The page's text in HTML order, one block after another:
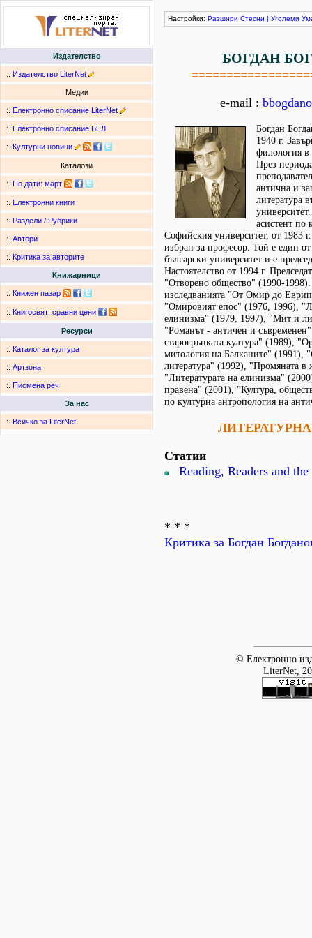
Издателство
:. Издателство LiterNet
Медии
:. Електронно списание LiterNet
:. Електронно списание БЕЛ
:. Културни новини
Каталози
:. По дати: март
:. Електронни книги
:. Раздели / Рубрики
:. Автори
:. Критика за авторите
Книжарници
:. Книжен пазар
:. Книгосвят: сравни цени
Ресурси
:. Каталог за култура
:. Артзона
:. Писмена реч
За нас
:. Всичко за LiterNet
Настройки: Разшири Стесни | Уголеми
БОГДАН
e-mail :
Богдан
1940 г.
филология в
През
антична и
литература
асистент по
Софийския университет, от 1983
избран за професор. Той е един
български университет и е
Настоятелство от 1994 г.
"Отворено общество" (1990-
изследванията "От Омир до
"Омировият епос" (1976, 1996),
елинизма" (1979, 1997), "Мит и
"Романът - античен и
старогръцката култура" (1989),
митология на Балканите" (1991),
литература" (1992), "Промяната в
"Литературата на елинизма"
правена" (2001), "Култура,
по културна антропология на
Статии
Reading, Readers and
* * *
Критика за Богдан
© Електронно
LiterNet,